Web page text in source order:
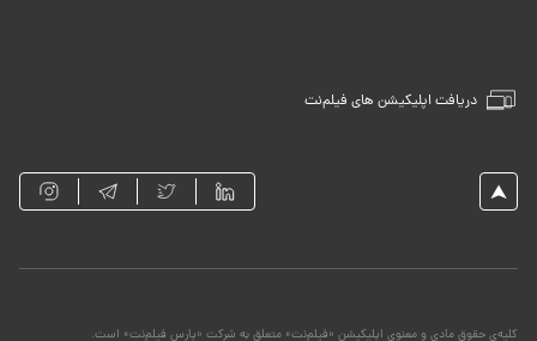
دریافت اپلیکیشن های فیلم‌نت
کلیه‌ی حقوق مادی و معنوی اپلیکیشن «فیلم‌نت» متعلق به شرکت «پارس فیلم‌نت» است.